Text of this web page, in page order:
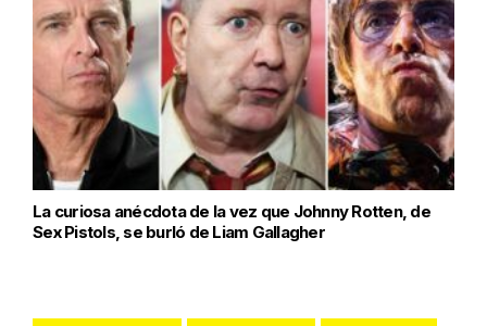
La curiosa anécdota de la vez que Johnny Rotten, de
Sex Pistols, se burló de Liam Gallagher